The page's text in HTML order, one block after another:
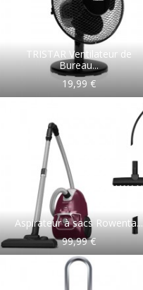
TRISTAR Ventilateur de
Bureau...
19,99 €
Aspirateur à sacs Rowenta...
99,99 €